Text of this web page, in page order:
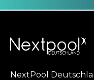
NextPool